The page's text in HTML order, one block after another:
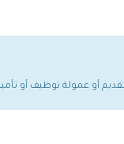
أو عمولة توظيف أو